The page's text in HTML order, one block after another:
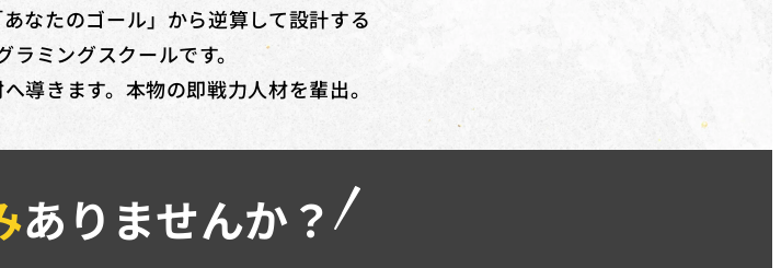
なたのゴール」から逆算して設計する
ラミングスクールです。
導きます。本物の即戦力人材を輩出。
ありませんか？